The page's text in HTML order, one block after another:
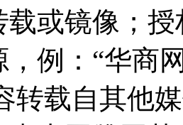
载或镜像；
例：“华商
载自其他